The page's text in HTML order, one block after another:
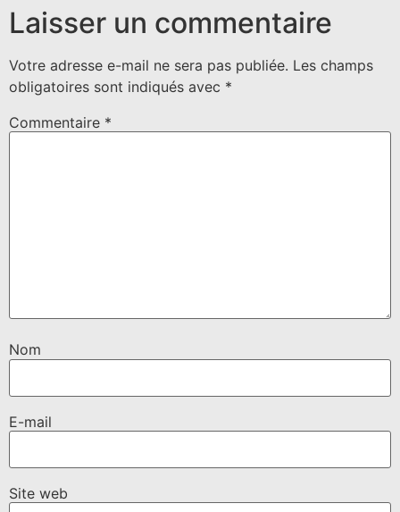
Laisser un commentaire
Votre adresse e-mail ne sera pas publiée. Les champs
obligatoires sont indiqués avec *
Commentaire *
Nom
E-mail
Site web